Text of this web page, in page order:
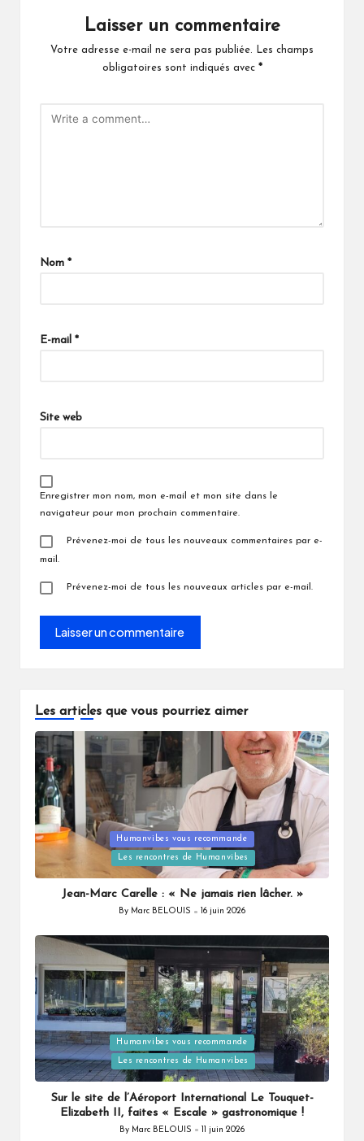
Laisser un commentaire
Votre adresse e-mail ne sera pas publiée.
Les champs
obligatoires sont indiqués avec *
Nom *
E-mail *
Site web
Enregistrer mon nom, mon e-mail et mon site dans le
navigateur pour mon prochain commentaire.
Prévenez-moi de tous les nouveaux commentaires par e-
mail.
Prévenez-moi de tous les nouveaux articles par e-mail.
Les articles que vous pourriez aimer
Posted
Humanvibes vous recommande
Les rencontres de Humanvibes
Jean-Marc Carelle : « Ne jamais rien lâcher. »
Posted
By Marc BELOUIS 16 juin 2026
Posted
in
Humanvibes vous recommande
Les rencontres de Humanvibes
Sur le site de l’Aéroport International Le Touquet-
Elizabeth II, faites « Escale » gastronomique !
Posted
By Marc BELOUIS 11 juin 2026